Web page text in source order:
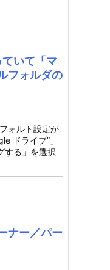
いて「マ
フォルダの
ォルト設定が
ドライブ”」
する」を選択
ナー／パー